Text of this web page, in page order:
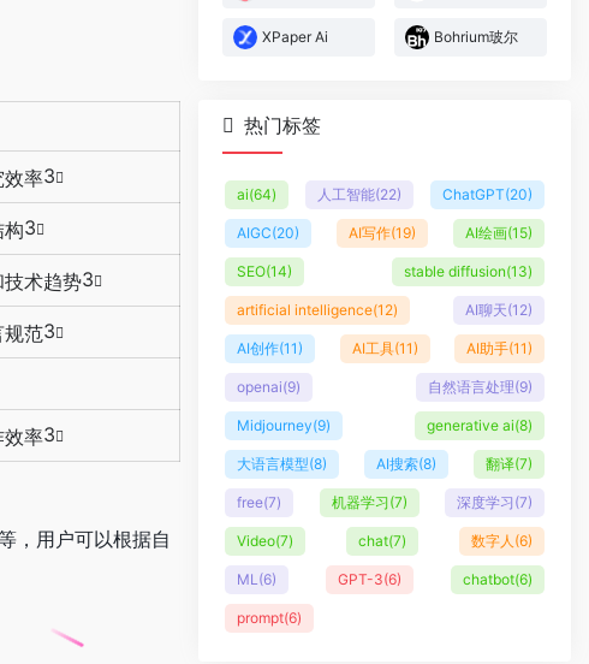
效率3
3
术趋势3
规范3
效率3
，用户可以根据自
XPaper Ai Bohrium玻尔
热门标签
ai(64) 人工智能(22) ChatGPT(20)
AIGC(20) AI写作(19) AI绘画(15)
SEO(14) stable diffusion(13)
artificial intelligence(12) AI聊天(12)
AI创作(11) AI工具(11) AI助手(11)
openai(9) 自然语言处理(9)
Midjourney(9) generative ai(8)
大语言模型(8) AI搜索(8) 翻译(7)
free(7) 机器学习(7) 深度学习 (7)
Video(7) chat(7) 数字人 (6)
ML (6) GPT-3(6) chatbot(6)
prompt(6)